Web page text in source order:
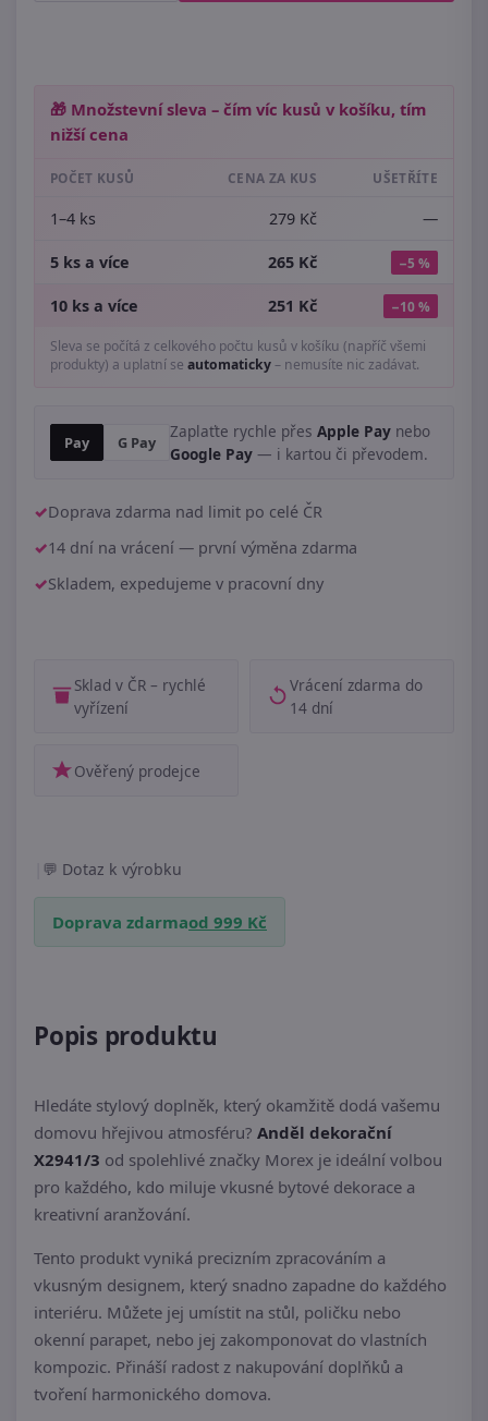
🎁 Množstevní sleva – čím víc kusů v košíku, tím
nižší cena
POČET KUSŮ CENA ZA KUS UŠETŘÍTE
1–4 ks 279 Kč —
5 ks a více 265 Kč −5 %
10 ks a více 251 Kč −10 %
Sleva se počítá z celkového počtu kusů v košíku (napříč všemi
produkty) a uplatní se automaticky– nemusíte nic zadávat.
Pay G Pay
Zaplaťte rychle přes Apple Pay nebo
Google Pay — i kartou či převodem.
Doprava zdarma nad limit po celé ČR
14 dní na vrácení — první výměna zdarma
Skladem, expedujeme v pracovní dny
Sklad v ČR – rychlé
vyřízení
Vrácení zdarma do
14 dní
Ověřený prodejce
Dotaz k výrobku
Doprava zdarmaod 999 Kč
Popis produktu
Hledáte stylový doplněk, který okamžitě dodá vašemu
domovu hřejivou atmosféru? Anděl dekorační
X2941/3 od spolehlivé značky Morex je ideální volbou
pro každého, kdo miluje vkusné bytové dekorace a
kreativní aranžování.
Tento produkt vyniká precizním zpracováním a
vkusným designem, který snadno zapadne do každého
interiéru. Můžete jej umístit na stůl, poličku nebo
okenní parapet, nebo jej zakomponovat do vlastních
kompozic. Přináší radost z nakupování doplňků a
tvoření harmonického domova.